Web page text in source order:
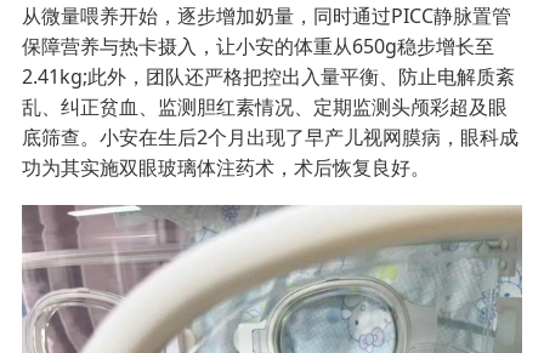
从微量喂养开始，逐步增加奶量，同时通过PICC静脉置管
保障营养与热卡摄入，让小安的体重从650g稳步增长至
2.41kg;此外，团队还严格把控出入量平衡、防止电解质紊
乱、纠正贫血、监测胆红素情况、定期监测头颅彩超及眼
底筛查。小安在生后2个月出现了早产儿视网膜病，眼科成
功为其实施双眼玻璃体注药术，术后恢复良好。